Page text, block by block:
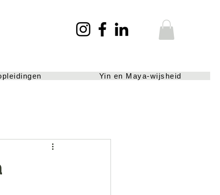
Yin en Maya-wijsheid